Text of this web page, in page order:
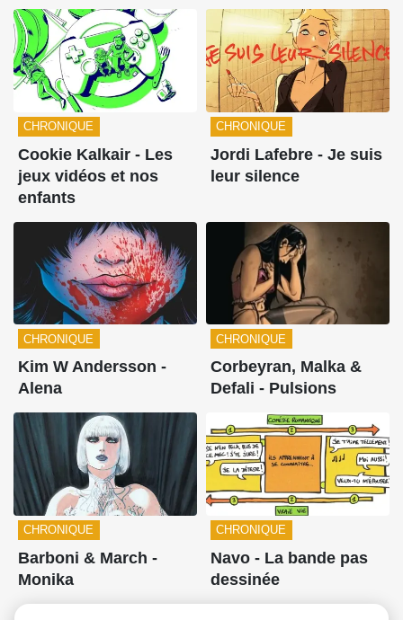
CHRONIQUE
Cookie Kalkair - Les
jeux vidéos et nos
enfants
CHRONIQUE
Jordi Lafebre - Je suis
leur silence
CHRONIQUE
Kim W Andersson -
Alena
CHRONIQUE
Corbeyran, Malka &
Defali - Pulsions
CHRONIQUE
Barboni & March -
Monika
CHRONIQUE
Navo - La bande pas
dessinée